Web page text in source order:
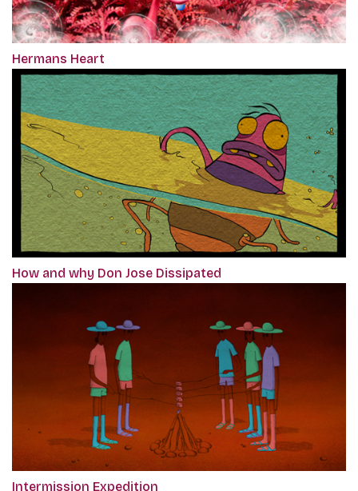
Hermans Heart
How and why Don Jose Dissipated
Intermission Expedition